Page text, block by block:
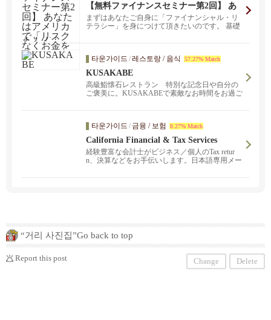
【無料ファイナンスセミナー第2回】 あ
なたはアメリカで「リスクなくお金を増
やす方法」を知っていますか？
まずはあなたご自身に「ファイナンシャル・リ
テラシー」を身につけて頂きたいのです。 基礎
타운가이드 /레스토랑 / 음식 57.27% Match
KUSAKABE
高級鮨懐石レストラン 特別な記念日や自分の
ご褒美に。KUSAKABEで素敵なお時間をお過ご
타운가이드 / 금융 / 보험 8.27% Match
California Financial & Tax Services
経験豊富な会計士がビジネス／個人のTax retur
n、決算などをお手伝いします。日本語専用メー
“거리 사진집”Go back to top
Report this post Change Delete